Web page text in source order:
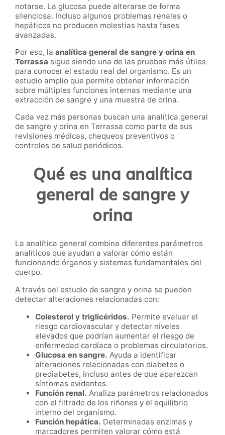
notarse. La glucosa puede alterarse de forma
silenciosa. Incluso algunos problemas renales o
hepáticos no producen molestias hasta fases
avanzadas.
Por eso, la analítica general de sangre y orina en
Terrassa sigue siendo una de las pruebas más útiles
para conocer el estado real del organismo. Es un
estudio amplio que permite obtener información
sobre múltiples funciones internas mediante una
extracción de sangre y una muestra de orina.
Cada vez más personas buscan una analítica general
de sangre y orina en Terrassa como parte de sus
revisiones médicas, chequeos preventivos o
controles de salud periódicos.
Qué es una analítica
general de sangre y
orina
La analítica general combina diferentes parámetros
analíticos que ayudan a valorar cómo están
funcionando órganos y sistemas fundamentales del
cuerpo.
A través del estudio de sangre y orina se pueden
detectar alteraciones relacionadas con:
Colesterol y triglicéridos. Permite evaluar el
riesgo cardiovascular y detectar niveles
elevados que podrían aumentar el riesgo de
enfermedad cardíaca o problemas circulatorios.
Glucosa en sangre. Ayuda a identificar
alteraciones relacionadas con diabetes o
prediabetes, incluso antes de que aparezcan
síntomas evidentes.
Función renal. Analiza parámetros relacionados
con el filtrado de los riñones y el equilibrio
interno del organismo.
Función hepática. Determinadas enzimas y
marcadores permiten valorar cómo está